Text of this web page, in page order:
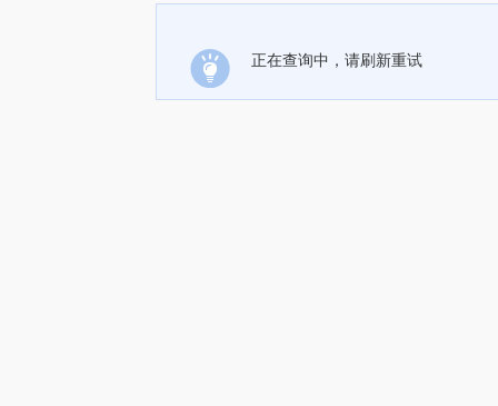
正在查询中，请刷新重试